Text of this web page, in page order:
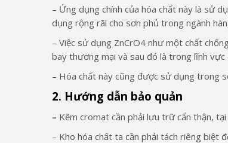
– Ứng dụng chính của hóa chất này là sử
dụng rộng rãi cho sơn phủ trong ngành
– Việc sử dụng ZnCrO4 như một chất
bay thương mại và sau đó là trong lĩnh vực
– Hóa chất này cũng được sử dụng trong
2. Hướng dẫn bảo quản
– Kẽm cromat cần phải lưu trữ cẩn thận,
– Kho hóa chất ta cần phải tách riêng biệt